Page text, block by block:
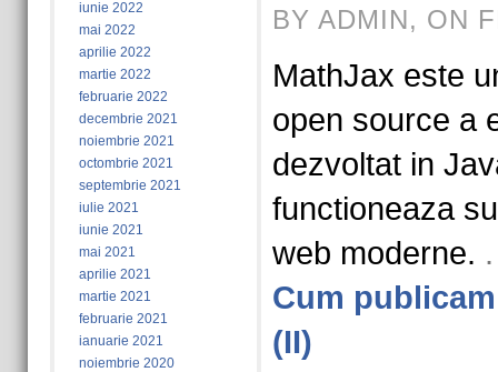
iunie 2022
mai 2022
aprilie 2022
martie 2022
februarie 2022
decembrie 2021
noiembrie 2021
octombrie 2021
septembrie 2021
iulie 2021
iunie 2021
mai 2021
aprilie 2021
martie 2021
februarie 2021
ianuarie 2021
noiembrie 2020
BY ADMIN, ON
MathJax este
open source a
dezvoltat in
functioneaza
web moderne.
Cum
(II)